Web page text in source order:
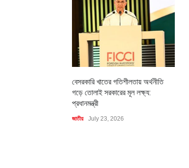
বেসরকারি খাতের গতিশীলতায় অর্থনীতি
গড়ে তোলাই সরকারের মূল লক্ষ্য:
প্রধানমন্ত্রী
জাতীয় July 23, 2026